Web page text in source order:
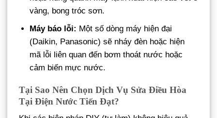
vàng, bong tróc sơn.
Máy báo lỗi: Một số dòng máy hiện đại
(Daikin, Panasonic) sẽ nháy đèn hoặc hiện
mã lỗi liên quan đến bơm thoát nước hoặc
cảm biến mực nước.
Tại Sao Nên Chọn Dịch Vụ Sửa Điều Hòa
Tại Điện Nước Tiến Đạt?